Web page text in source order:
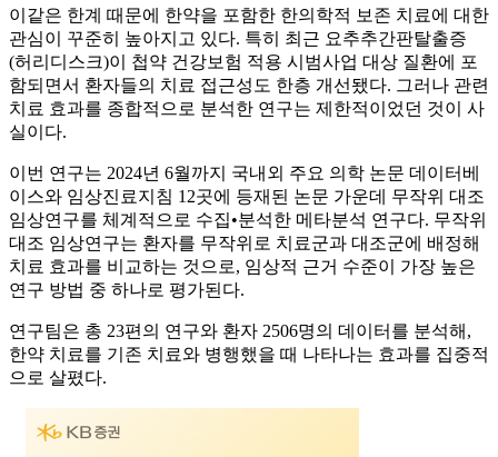
이같은 한계 때문에 한약을 포함한 한의학적 보존 치료에 대한
관심이 꾸준히 높아지고 있다. 특히 최근 요추추간판탈출증
(허리디스크)이 첩약 건강보험 적용 시범사업 대상 질환에 포
함되면서 환자들의 치료 접근성도 한층 개선됐다. 그러나 관련
치료 효과를 종합적으로 분석한 연구는 제한적이었던 것이 사
실이다.
이번 연구는 2024년 6월까지 국내외 주요 의학 논문 데이터베
이스와 임상진료지침 12곳에 등재된 논문 가운데 무작위 대조
임상연구를 체계적으로 수집•분석한 메타분석 연구다. 무작위
대조 임상연구는 환자를 무작위로 치료군과 대조군에 배정해
치료 효과를 비교하는 것으로, 임상적 근거 수준이 가장 높은
연구 방법 중 하나로 평가된다.
연구팀은 총 23편의 연구와 환자 2506명의 데이터를 분석해,
한약 치료를 기존 치료와 병행했을 때 나타나는 효과를 집중적
으로 살폈다.